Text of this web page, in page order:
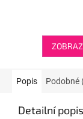
Popis Podobné
Detailní